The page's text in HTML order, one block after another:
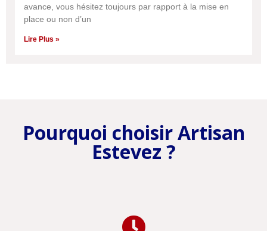
avance, vous hésitez toujours par rapport à la mise en
place ou non d’un
Lire Plus »
Pourquoi choisir Artisan
Estevez ?
Inscrivez votre numéro de téléphone ci-
ON VOUS RAPPELLE